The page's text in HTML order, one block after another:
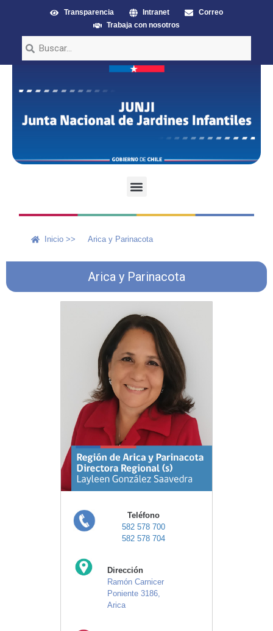
Transparencia Intranet
Correo
Trabaja con nosotros
Inicio >> Arica y Parinacota
Arica y Parinacota
Teléfono
582 578 700
582 578 704
Dirección
Ramón Carnicer
Poniente 3186,
Arica